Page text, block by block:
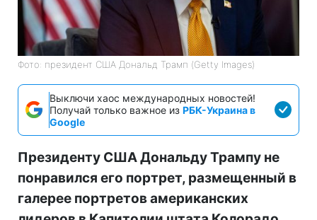
Фото: президент США Дональд Трамп (Getty Images)
Выключи хаос международных новостей!
Получай только важное из РБК-Украина в
Google
Президенту США Дональду Трампу не
понравился его портрет, размещенный в
галерее портретов американских